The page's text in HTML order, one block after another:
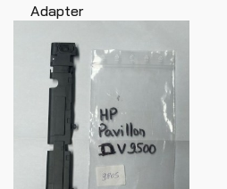
Adapter